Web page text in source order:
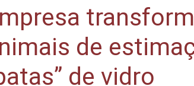
de
de vidro